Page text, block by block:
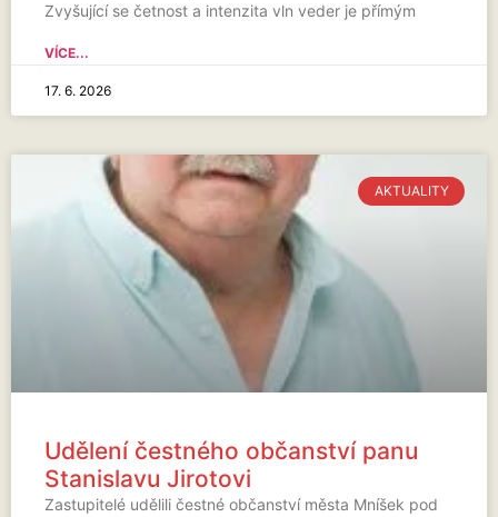
Zvyšující se četnost a intenzita vln veder je přímým
VÍCE...
17. 6. 2026
AKTUALITY
Udělení čestného občanství panu
Stanislavu Jirotovi
Zastupitelé udělili čestné občanství města Mníšek pod